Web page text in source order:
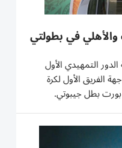
في بطولتي
التمهيدي الأول
الفريق الأول لكرة
بورت بطل جيبوتي.
بطل جيبوتي مع الفائز
والجيش